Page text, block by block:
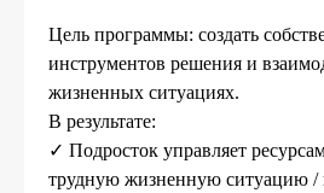
Цель программы: создать
инструментов решения и
жизненных ситуациях.
В результате:
✓ Подросток управляет
трудную жизненную ситуацию /